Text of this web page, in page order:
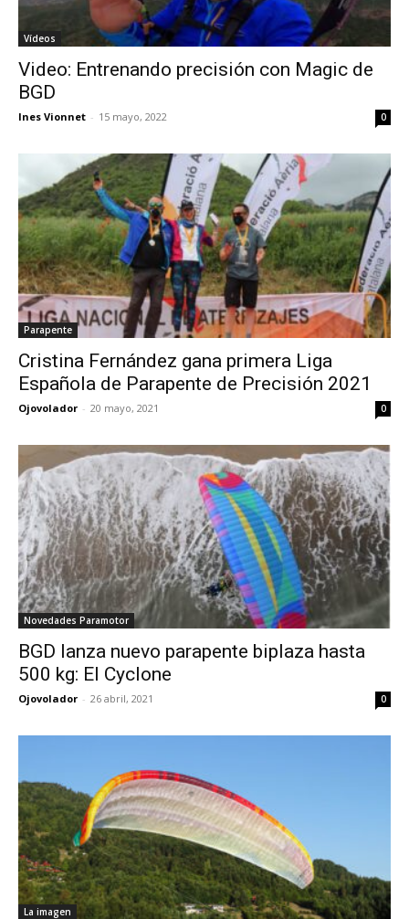
Vídeos
Video: Entrenando precisión con Magic de
BGD
Ines Vionnet - 15 mayo, 2022 0
Parapente
Cristina Fernández gana primera Liga
Española de Parapente de Precisión 2021
Ojovolador - 20 mayo, 2021 0
Novedades Paramotor
BGD lanza nuevo parapente biplaza hasta
500 kg: El Cyclone
Ojovolador - 26 abril, 2021 0
La imagen